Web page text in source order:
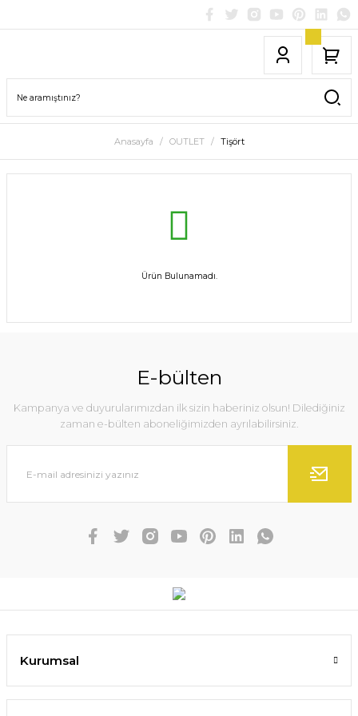
Anasayfa OUTLET Tişört
Ürün Bulunamadı.
E-bülten
Kampanya ve duyurularımızdan ilk sizin haberiniz olsun! Dilediğiniz
zaman e-bülten aboneliğimizden ayrılabilirsiniz.
Kurumsal